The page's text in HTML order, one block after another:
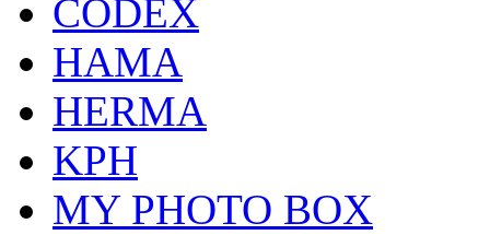
CODEX
HAMA
HERMA
KPH
MY PHOTO BOX